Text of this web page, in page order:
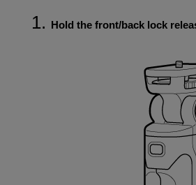
Hold the front/back lock